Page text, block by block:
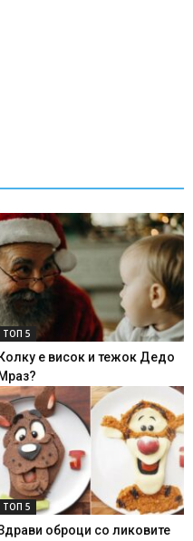
ТОП 5
Колку е висок и тежок Дедо
Мраз?
ТОП 5
оброци со ликовите